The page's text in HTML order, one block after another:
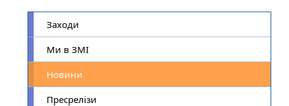
Заходи
Ми в ЗМІ
Новини
Пресрелізи